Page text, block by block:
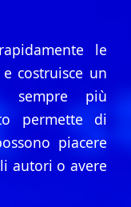
le
costruisce un
sempre più
permette di
piacere
autori o avere